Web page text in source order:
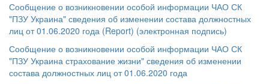
Сообщение о возникновении особой информации ЧАО СК
"ПЗУ Украина" сведения об изменении состава должностных
лиц от 01.06.2020 года (Report) (электронная подпись)
Сообщение о возникновении особой информации ЧАО СК
"ПЗУ Украина страхование жизни" сведения об изменении
состава должностных лиц от 01.06.2020 года